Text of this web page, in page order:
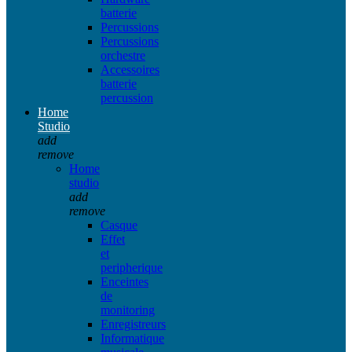
batterie
Percussions
Percussions
orchestre
Accessoires
batterie
percussion
Home
Studio
add
remove
Home
studio
add
remove
Casque
Effet
et
peripherique
Enceintes
de
monitoring
Enregistreurs
Informatique